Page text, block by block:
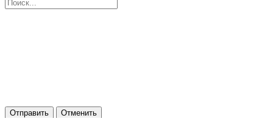
Отправить Отменить